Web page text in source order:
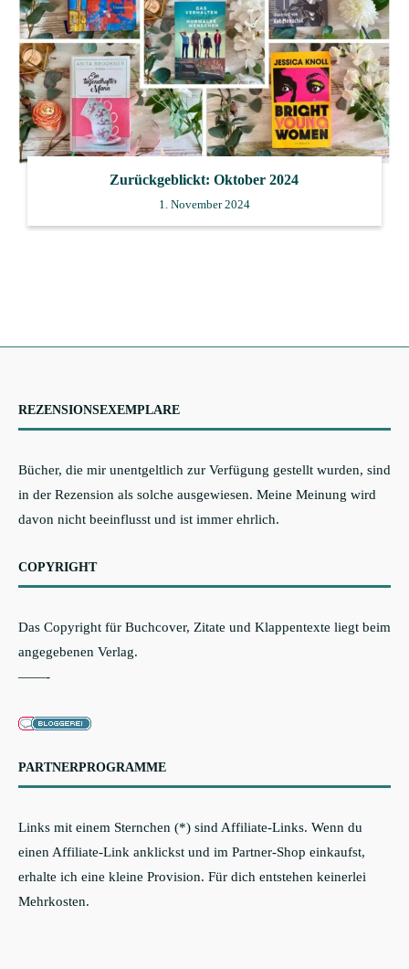
Zurückgeblickt: Oktober 2024
1. November 2024
REZENSIONSEXEMPLARE
Bücher, die mir unentgeltlich zur Verfügung gestellt wurden, sind
in der Rezension als solche ausgewiesen. Meine Meinung wird
davon nicht beeinflusst und ist immer ehrlich.
COPYRIGHT
Das Copyright für Buchcover, Zitate und Klappentexte liegt beim
angegebenen Verlag.
——-
PARTNERPROGRAMME
Links mit einem Sternchen (*) sind Affiliate-Links. Wenn du
einen Affiliate-Link anklickst und im Partner-Shop einkaufst,
erhalte ich eine kleine Provision. Für dich entstehen keinerlei
Mehrkosten.